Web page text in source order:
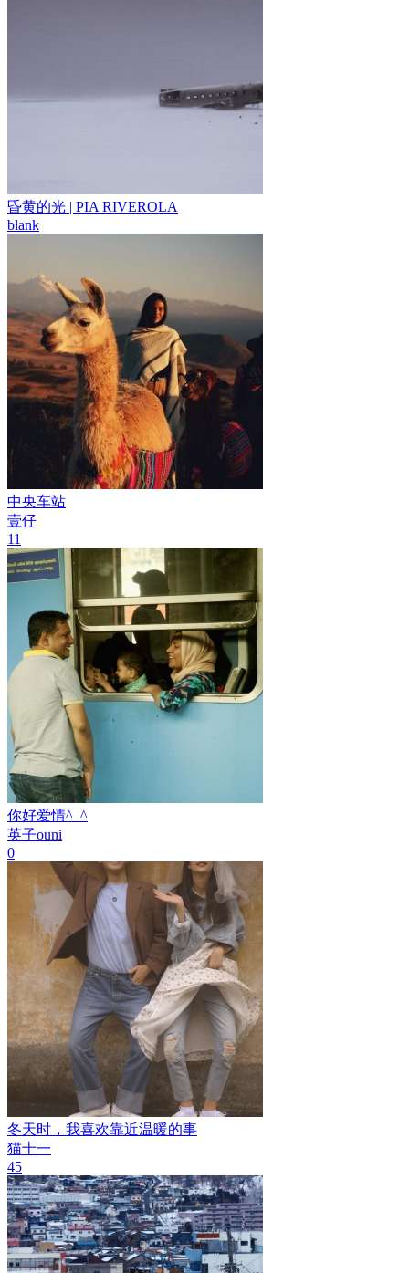
昏黄的光 | PIA RIVEROLA
blank
中央车站
壹仔
11
你好爱情^_^
英子ouni
0
冬天时，我喜欢靠近温暖的事
猫十一
45